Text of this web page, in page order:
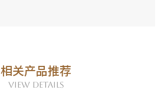
相关产品推荐
VIEW DETAILS